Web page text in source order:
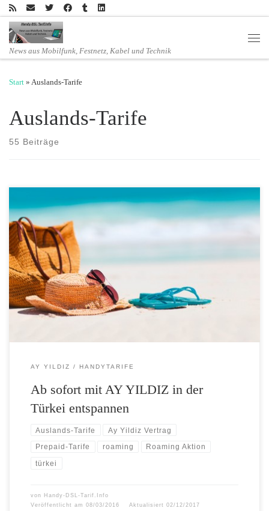
Zum Inhalt springen
News aus Mobilfunk, Festnetz, Kabel und Technik
Start » Auslands-Tarife
Auslands-Tarife
55 Beiträge
Roaming Aktion bis 31. August 2016 AY YILDIZ Kunden, die
zwischen März und August einen Türkeiaufenthalt geplant haben,
profitieren in diesem Zeitraum von besonders attraktiven Angeboten.
Denn in dieser Zeit sind ankommende Gespräche in der Türkei in allen
Pre- und Postpaid-Tarifen gratis. Zudem können Prepaid-Kunden ihren
Grundtarif optional um ein […]
AY YILDIZ HANDYTARIFE
Ab sofort mit AY YILDIZ in der
Türkei entspannen
Auslands-Tarife Ay Yildiz Vertrag
Prepaid-Tarife roaming Roaming Aktion
türkei
von Handy-DSL-Tarif.Info
Veröffentlicht am 08/03/2016 Aktualisiert 02/12/2017